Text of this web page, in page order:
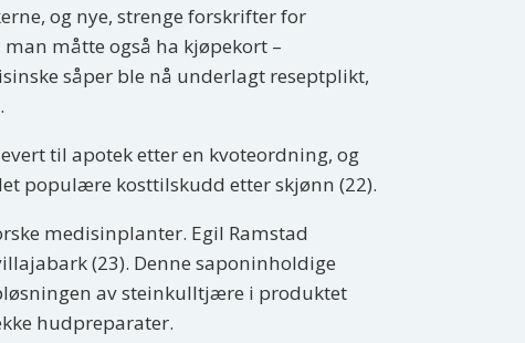
og nye, strenge forskrifter for
måtte også ha kjøpekort –
såper ble nå underlagt reseptplikt,
til apotek etter en kvoteordning, og
populære kosttilskudd etter skjønn (22).
medisinplanter. Egil Ramstad
(23). Denne saponinholdige
av steinkulltjære i produktet
hudpreparater.